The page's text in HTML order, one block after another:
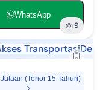
WhatsApp
9
Transportasi
(Tenor 15 Tahun)